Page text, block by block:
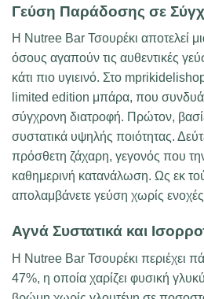
Γεύση Παράδοσης σε
Η Nutree Bar Τσουρέκι αποτελεί
όσους αγαπούν τις αυθεντικές
κάτι πιο υγιεινό. Στο
limited edition μπάρα, που
σύγχρονη διατροφή. Πρώτον,
συστατικά υψηλής ποιότητας.
πρόσθετη ζάχαρη, γεγονός που την
καθημερινή κατανάλωση. Ως εκ
απολαμβάνετε γεύση χωρίς
Αγνά Συστατικά και
Η Nutree Bar Τσουρέκι περιέχει
47%, η οποία χαρίζει φυσική